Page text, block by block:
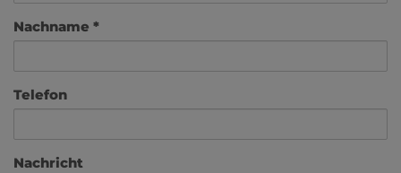
Nachname
Telefon
Nachricht